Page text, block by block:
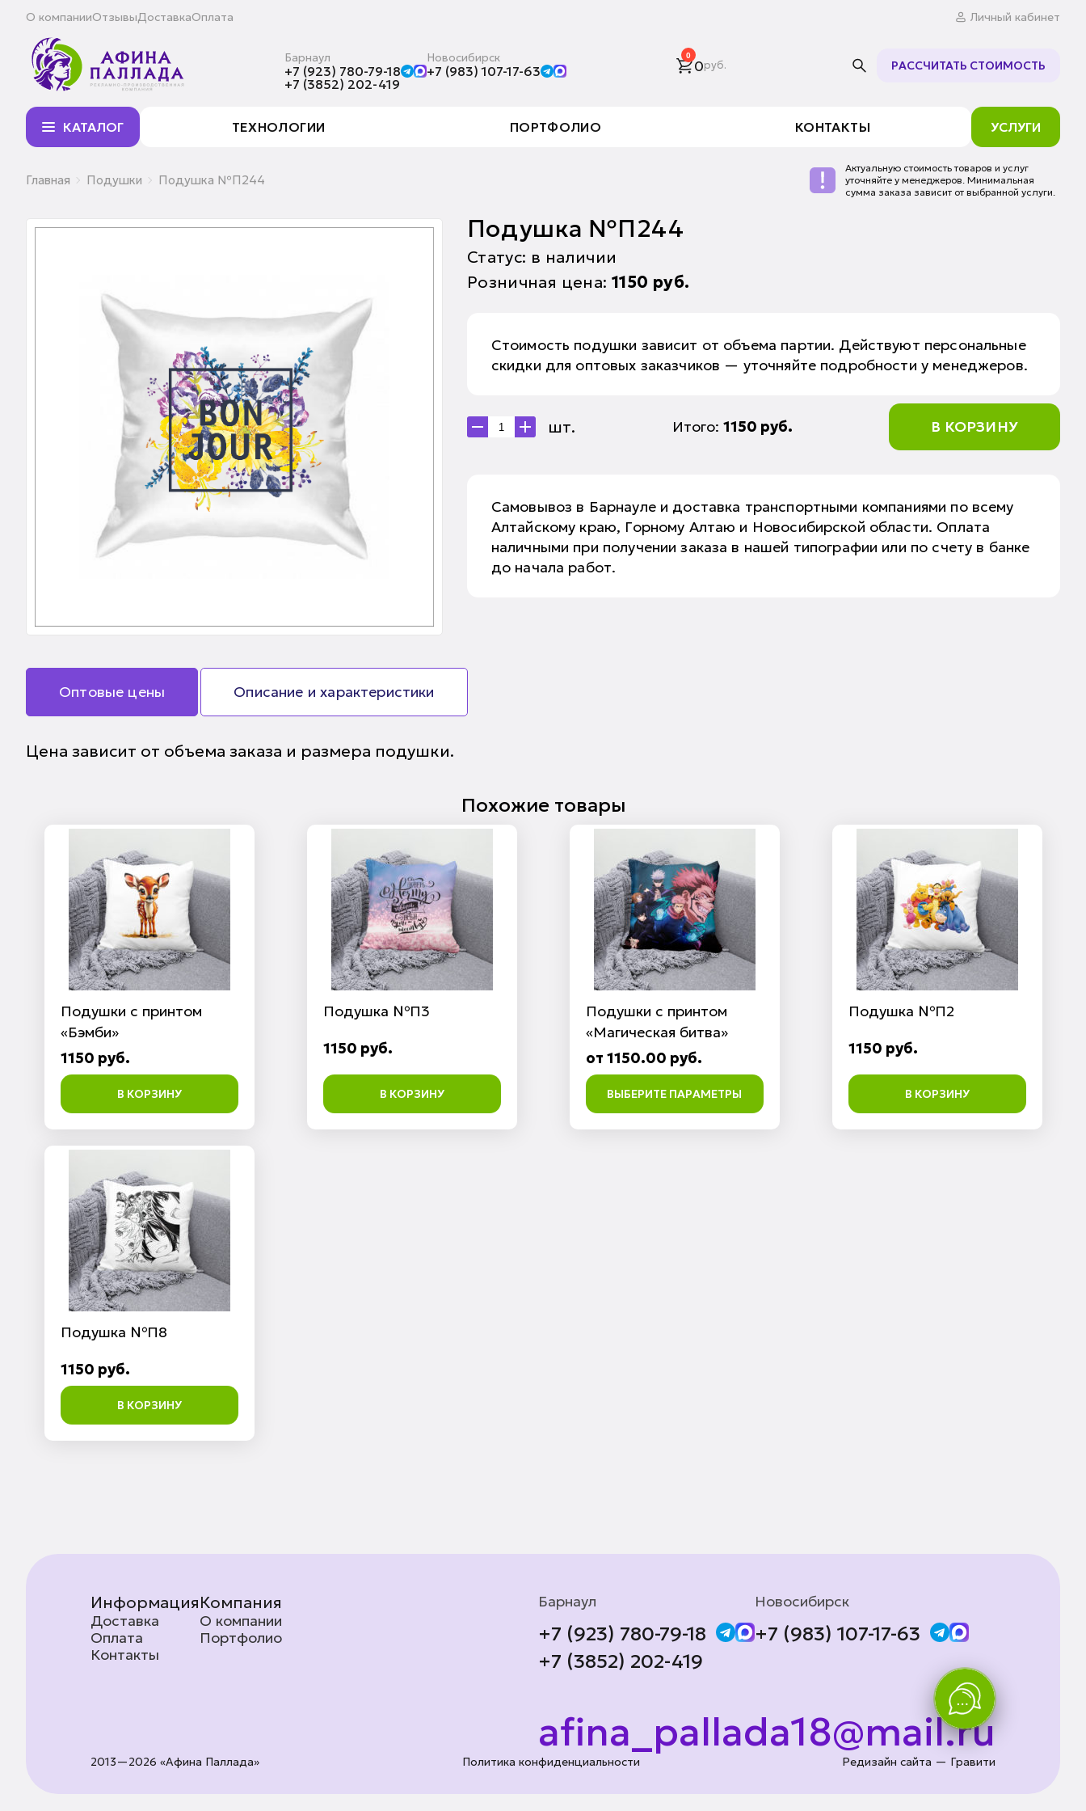
О компанииОтзывыДоставкаОплата Личный кабинет
Барнаул
+7 (923) 780-79-18
+7 (3852) 202-419
Новосибирск
+7 (983) 107-17-63
0
0руб. РАССЧИТАТЬ СТОИМОСТЬ
КАТАЛОГ ТЕХНОЛОГИИ ПОРТФОЛИО КОНТАКТЫ УСЛУГИ
Главная Подушки Подушка №П244
Актуальную стоимость товаров и услуг
уточняйте у менеджеров. Минимальная
сумма заказа зависит от выбранной услуги.
Подушка №П244
Статус: в наличии
Розничная цена: 1150 руб.
Стоимость подушки зависит от объема партии. Действуют персональные
скидки для оптовых заказчиков — уточняйте подробности у менеджеров.
шт. Итого: 1150 руб. В КОРЗИНУ
Самовывоз в Барнауле и доставка транспортными компаниями по всему
Алтайскому краю, Горному Алтаю и Новосибирской области. Оплата
наличными при получении заказа в нашей типографии или по счету в банке
до начала работ.
Оптовые цены Описание и характеристики
Цена зависит от объема заказа и размера подушки.
Похожие товары
Подушки с принтом
«Бэмби»
1150 руб.
В КОРЗИНУ
Подушка №П3
1150 руб.
В КОРЗИНУ
Подушки с принтом
«Магическая битва»
от 1150.00 руб.
ВЫБЕРИТЕ ПАРАМЕТРЫ
Подушка №П2
1150 руб.
В КОРЗИНУ
Подушка №П8
1150 руб.
В КОРЗИНУ
Информация
Доставка
Оплата
Контакты
Компания
О компании
Портфолио
Барнаул
+7 (923) 780-79-18
+7 (3852) 202-419
Новосибирск
+7 (983) 107-17-63
afina_pallada18@mail.ru
2013—2026 «Афина Паллада» Политика конфиденциальности Редизайн сайта — Гравити